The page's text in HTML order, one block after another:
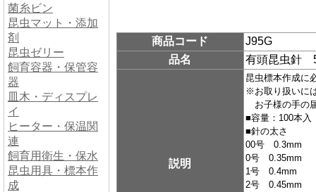
菌糸ビン
昆虫マット・添加
剤
昆虫ゼリー
飼育容器・保管容
器
皿木・ディスプレ
イ
ヒーター・保温関
連
飼育用衛生・保水
昆虫用具・標本作
成
商品コード
J95G
品名
有頭昆虫針
説明
昆虫標本作成に
※お取り扱いに
お子様の手の
■容量：100本入
■針の太さ
00号 0.3mm
0号 0.35mm
1号 0.4mm
2号 0.45mm